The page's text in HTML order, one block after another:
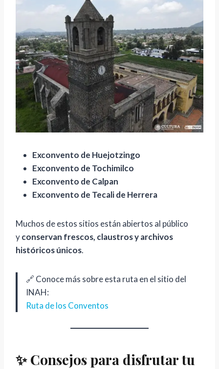
Exconvento de Huejotzingo
Exconvento de Tochimilco
Exconvento de Calpan
Exconvento de Tecali de Herrera
Muchos de estos sitios están abiertos al público
yconservan frescos, claustros y archivos
históricos únicos.
🔗 Conoce más sobre esta ruta en el sitio del
INAH:
Ruta de los Conventos
✨Consejos para disfrutar tu